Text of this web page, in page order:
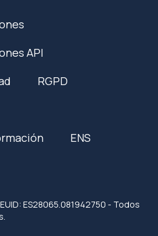
API
RGPD
ENS
ES28065.081942750 - Todos